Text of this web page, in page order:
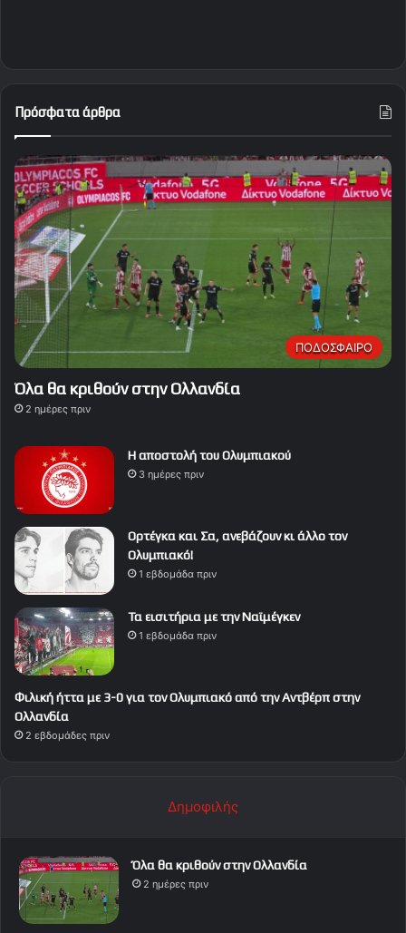
Πρόσφατα άρθρα
ΠΟΔΟΣΦΑΙΡΟ
Όλα θα κριθούν στην Ολλανδία
2 ημέρες πριν
Η αποστολή του Ολυμπιακού
3 ημέρες πριν
Ορτέγκα και Σα, ανεβάζουν κι άλλο τον
Ολυμπιακό!
1 εβδομάδα πριν
Τα εισιτήρια με την Ναϊμέγκεν
1 εβδομάδα πριν
Φιλική ήττα με 3-0 για τον Ολυμπιακό από την Αντβέρπ στην
Ολλανδία
2 εβδομάδες πριν
Δημοφιλής
Όλα θα κριθούν στην Ολλανδία
2 ημέρες πριν